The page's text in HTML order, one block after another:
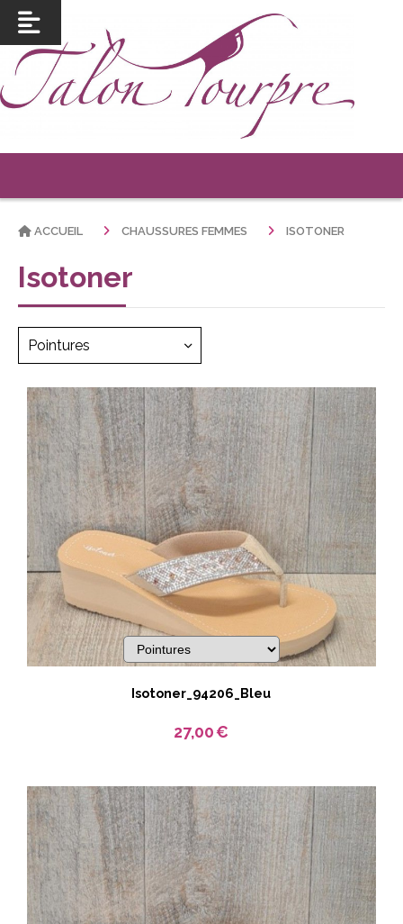
ACCUEIL CHAUSSURES FEMMES ISOTONER
Isotoner
Pointures
Isotoner_94206_Bleu
27,00€